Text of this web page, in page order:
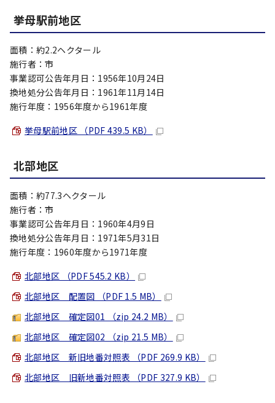
挙母駅前地区
面積：約2.2ヘクタール
施行者：市
事業認可公告年月日：1956年10月24日
換地処分公告年月日：1961年11月14日
施行年度：1956年度から1961年度
挙母駅前地区 （PDF 439.5 KB）
北部地区
面積：約77.3ヘクタール
施行者：市
事業認可公告年月日：1960年4月9日
換地処分公告年月日：1971年5月31日
施行年度：1960年度から1971年度
北部地区 （PDF 545.2 KB）
北部地区 配置図 （PDF 1.5 MB）
北部地区 確定図01 （zip 24.2 MB）
北部地区 確定図02 （zip 21.5 MB）
北部地区 新旧地番対照表 （PDF 269.9 KB）
北部地区 旧新地番対照表 （PDF 327.9 KB）